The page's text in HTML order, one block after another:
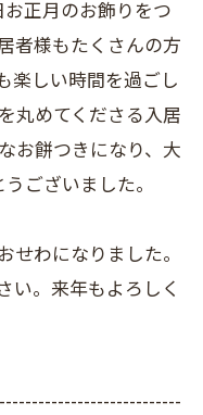
正月のお飾りをつ
者様もたくさんの方
楽しい時間を過ごし
丸めてくださる入居
お餅つきになり、大
ございました。
になりました。
い。来年もよろしく